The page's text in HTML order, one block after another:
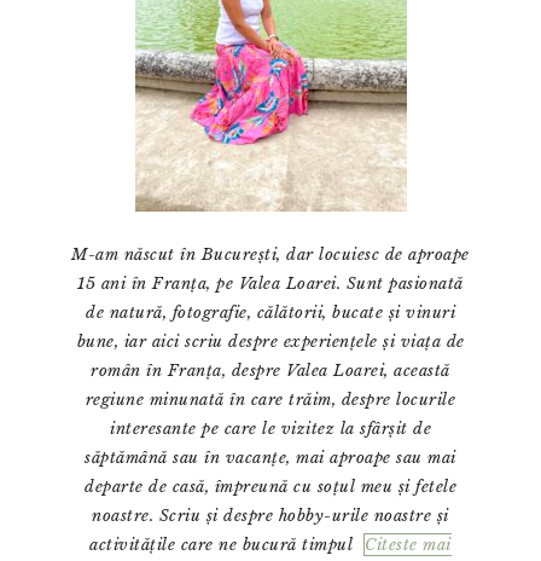
M-am născut în București, dar locuiesc de aproape
15 ani în Franța, pe Valea Loarei. Sunt pasionată
de natură, fotografie, călătorii, bucate și vinuri
bune, iar aici scriu despre experiențele și viața de
român în Franța, despre Valea Loarei, această
regiune minunată în care trăim, despre locurile
interesante pe care le vizitez la sfârșit de
săptămână sau în vacanțe, mai aproape sau mai
departe de casă, împreună cu soțul meu și fetele
noastre. Scriu și despre hobby-urile noastre și
activitățile care ne bucură timpul
Citeste mai